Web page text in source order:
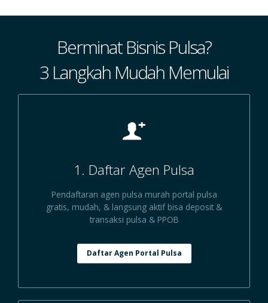
Berminat Bisnis Pulsa?
3 Langkah Mudah Memulai
1. Daftar Agen Pulsa
Pendaftaran agen pulsa murah portal pulsa
gratis, mudah, & langsung aktif bisa deposit &
transaksi pulsa & PPOB
Daftar Agen Portal Pulsa